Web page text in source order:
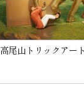
高尾山トリックアー